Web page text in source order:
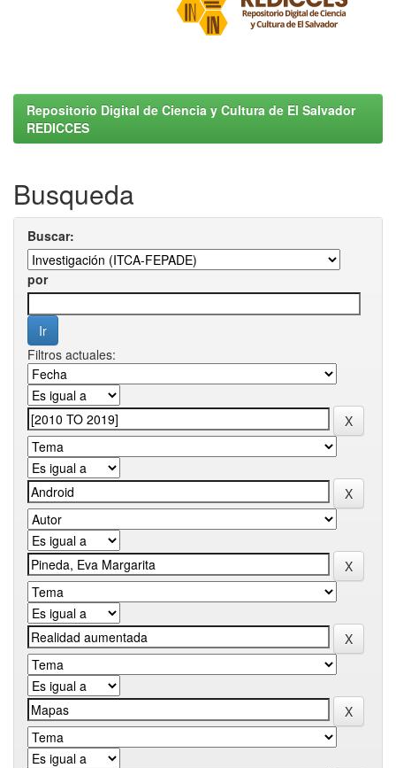
Repositorio Digital de Ciencia y Cultura de El Salvador
REDICCES
Busqueda
Buscar:
por
Filtros actuales: